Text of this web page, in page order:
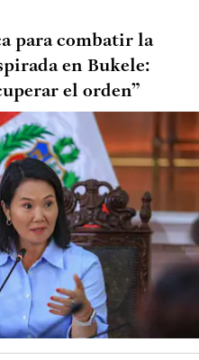
para combatir la
en Bukele:
el orden”